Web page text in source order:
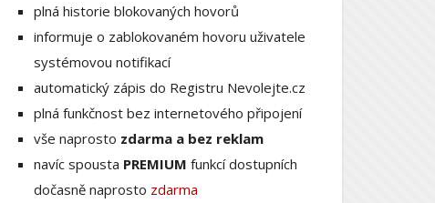
plná historie blokovaných hovorů
informuje o zablokovaném hovoru uživatele
systémovou notifikací
automatický zápis do Registru Nevolejte.cz
plná funkčnost bez internetového připojení
vše naprosto zdarma a bez reklam
navíc spousta PREMIUM funkcí dostupních
dočasně naprosto zdarma